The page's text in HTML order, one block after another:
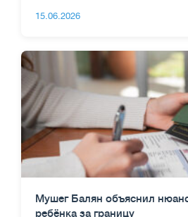
15.06.2026
Мушег Балян объяснил
ребёнка за границу